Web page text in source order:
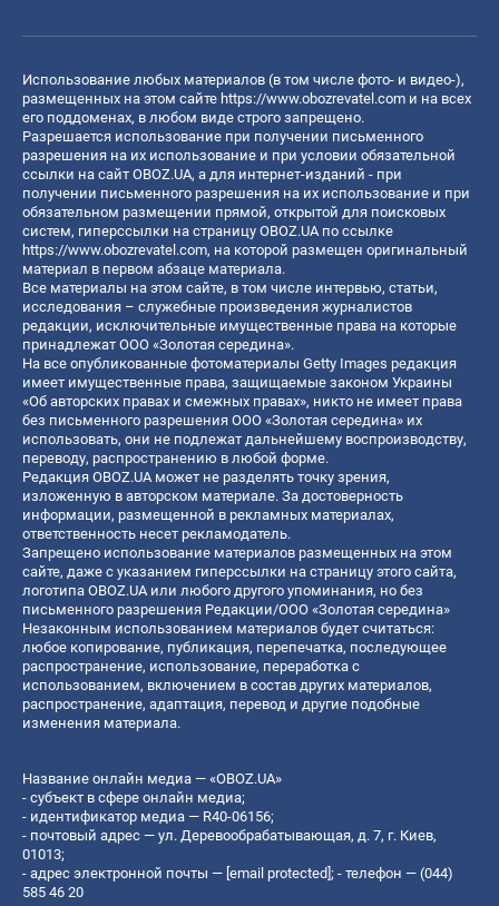
Использование любых материалов (в том числе фото- и видео-),
размещенных на этом сайте https://www.obozrevatel.com и на всех
его поддоменах, в любом виде строго запрещено.
Разрешается использование при получении письменного
разрешения на их использование и при условии обязательной
ссылки на сайт OBOZ.UA, а для интернет-изданий - при
получении письменного разрешения на их использование и при
обязательном размещении прямой, открытой для поисковых
систем, гиперссылки на страницу OBOZ.UA по ссылке
https://www.obozrevatel.com, на которой размещен оригинальный
материал в первом абзаце материала.
Все материалы на этом сайте, в том числе интервью, статьи,
исследования – служебные произведения журналистов
редакции, исключительные имущественные права на которые
принадлежат ООО «Золотая середина».
На все опубликованные фотоматериалы Getty Images редакция
имеет имущественные права, защищаемые законом Украины
«Об авторских правах и смежных правах», никто не имеет права
без письменного разрешения ООО «Золотая середина» их
использовать, они не подлежат дальнейшему воспроизводству,
переводу, распространению в любой форме.
Редакция OBOZ.UA может не разделять точку зрения,
изложенную в авторском материале. За достоверность
информации, размещенной в рекламных материалах,
ответственность несет рекламодатель.
Запрещено использование материалов размещенных на этом
сайте, даже с указанием гиперссылки на страницу этого сайта,
логотипа OBOZ.UA или любого другого упоминания, но без
письменного разрешения Редакции/ООО «Золотая середина»
Незаконным использованием материалов будет считаться:
любое копирование, публикация, перепечатка, последующее
распространение, использование, переработка с
использованием, включением в состав других материалов,
распространение, адаптация, перевод и другие подобные
изменения материала.
Название онлайн медиа — «OBOZ.UA»
- субъект в сфере онлайн медиа;
- идентификатор медиа — R40-06156;
- почтовый адрес — ул. Деревообрабатывающая, д. 7, г. Киев,
01013;
- адрес электронной почты — [email protected]; - телефон — (044)
585 46 20